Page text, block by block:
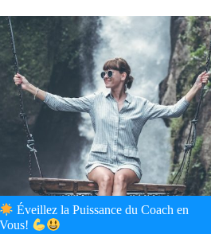
Éveillez la Puissance du Coach en
Vous!